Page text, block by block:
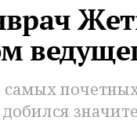
самых